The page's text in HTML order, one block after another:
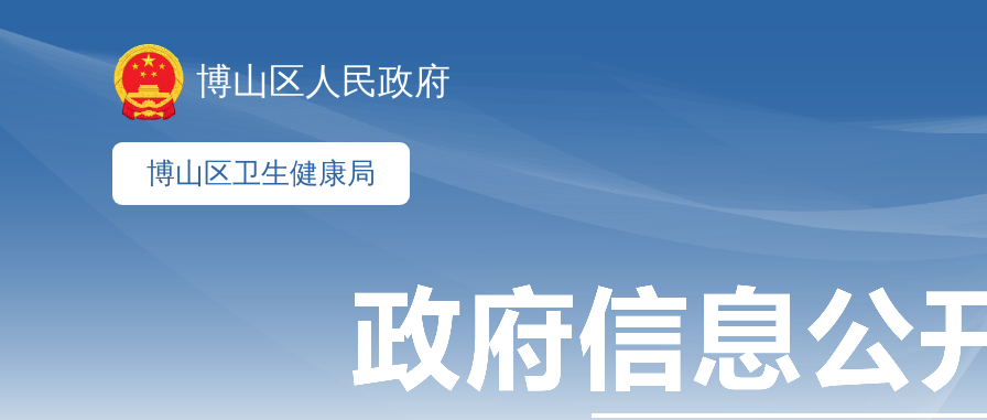
博山区人民政府
博山区卫生健康局